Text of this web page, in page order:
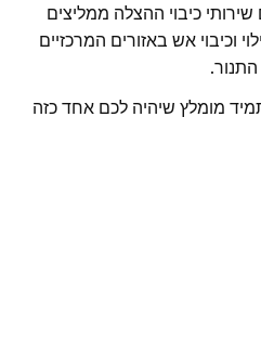
שירותי כיבוי ההצלה ממליצים
וכיבוי אש באזורים המרכזיים
מומלץ שיהיה לכם אחד כזה